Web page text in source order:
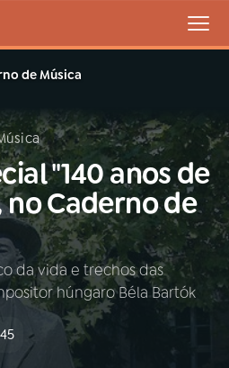
AO VIVO
de Música
"140 anos de
no Caderno de
da vida e trechos das
húngaro Béla Bartók